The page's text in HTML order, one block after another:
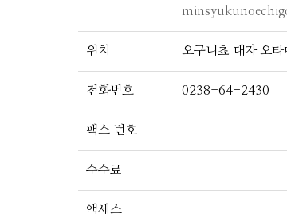
위치 오구니쵸 대자 오
전화번호 0238-64-2430
팩스 번호
수수료
액세스